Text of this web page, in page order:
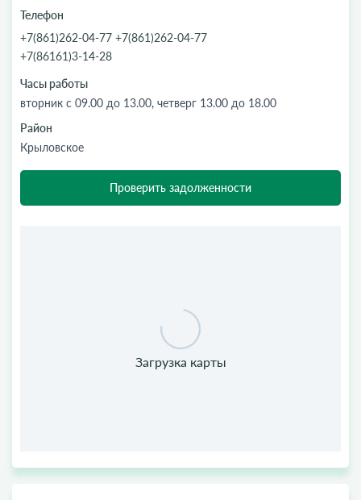
Телефон
+7(861)262-04-77 +7(861)262-04-77
+7(86161)3-14-28
Часы работы
вторник с 09.00 до 13.00, четверг 13.00 до 18.00
Район
Крыловское
Проверить задолженности